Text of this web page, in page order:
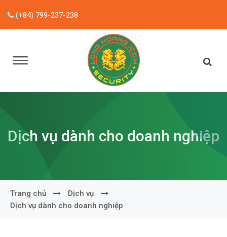
(+84) 799-237-238
Dịch vụ dành cho doanh nghiệp
Trang chủ
Dịch vụ
Dịch vụ dành cho doanh nghiệp